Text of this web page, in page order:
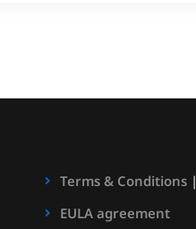
Terms & Conditions|
EULA agreement